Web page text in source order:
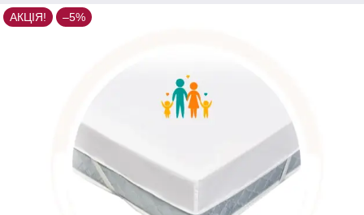
АКЦІЯ! –5%